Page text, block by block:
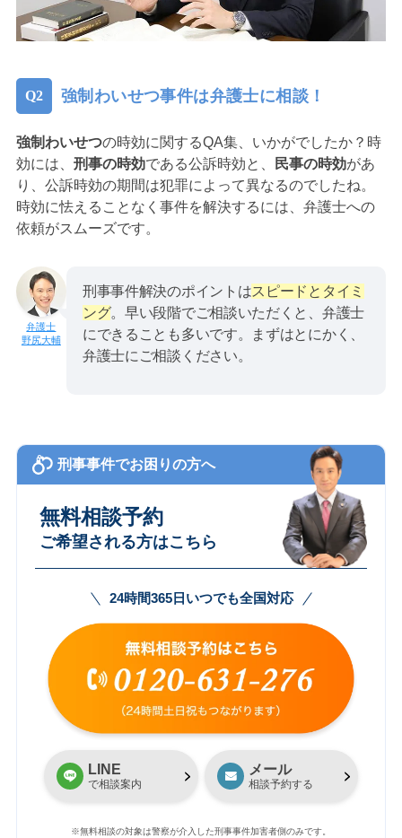
強制わいせつ事件は弁護士に相談！
強制わいせつの時効に関するQA集、いかがでしたか？時
効には、 刑事の時効である公訴時効と、 民事の時効があ
り、公訴時効の期間は犯罪によって異なるのでしたね。
時効に怯えることなく事件を解決するには、弁護士への
依頼がスムーズです。
野尻大輔
刑事事件解決のポイントはスピードとタイミ
ング。早い段階でご相談いただくと、弁護士
にできることも多いです。まずはとにかく、
弁護士にご相談ください。
刑事事件でお困りの方へ
無料相談予約
ご希望される方はこちら
24時間365日いつでも全国対応
LINE
で相談案内
メール
相談予約する
※無料相談の対象は警察が介入した刑事事件加害者側のみです。